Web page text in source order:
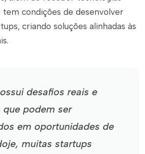
tem condições de desenvolver
criando soluções alinhadas às
desafios reais e
podem ser
em oportunidades de
muitas startups